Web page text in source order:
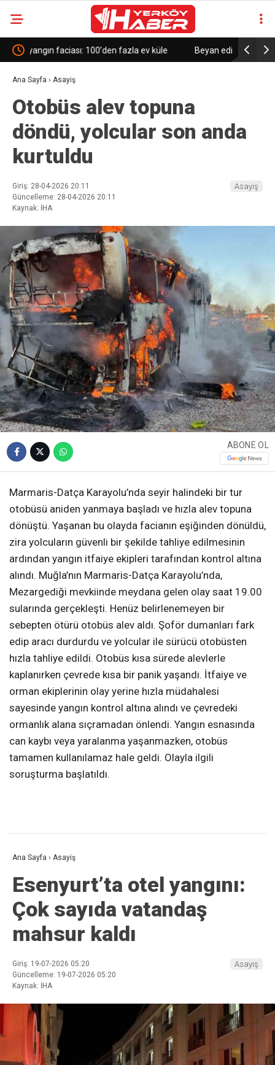
Beyan edilmeyen 395,49 gram altın takılar gümrüğe
takıldı
Ana Sayfa › Asayiş
Otobüs alev topuna
döndü, yolcular son anda
kurtuldu
Giriş: 28-04-2026 20:11
Güncelleme: 28-04-2026 20:11
Kaynak: İHA
Asayiş
ABONE OL
Marmaris-Datça Karayolu’nda seyir halindeki bir tur
otobüsü aniden yanmaya başladı ve hızla alev topuna
dönüştü. Yaşanan bu olayda facianın eşiğinden dönüldü,
zira yolcuların güvenli bir şekilde tahliye edilmesinin
ardından yangın itfaiye ekipleri tarafından kontrol altına
alındı. Muğla’nın Marmaris-Datça Karayolu’nda,
Mezargediği mevkiinde meydana gelen olay saat 19.00
sularında gerçekleşti. Henüz belirlenemeyen bir
sebepten ötürü otobüs alev aldı. Şoför dumanları fark
edip aracı durdurdu ve yolcular ile sürücü otobüsten
hızla tahliye edildi. Otobüs kısa sürede alevlerle
kaplanırken çevrede kısa bir panik yaşandı. İtfaiye ve
orman ekiplerinin olay yerine hızla müdahalesi
sayesinde yangın kontrol altına alındı ve çevredeki
ormanlık alana sıçramadan önlendi. Yangın esnasında
can kaybı veya yaralanma yaşanmazken, otobüs
tamamen kullanılamaz hale geldi. Olayla ilgili
soruşturma başlatıldı.
Ana Sayfa › Asayiş
Esenyurt’ta otel yangını:
Çok sayıda vatandaş
mahsur kaldı
Giriş: 19-07-2026 05:20
Güncelleme: 19-07-2026 05:20
Kaynak: İHA
Asayiş